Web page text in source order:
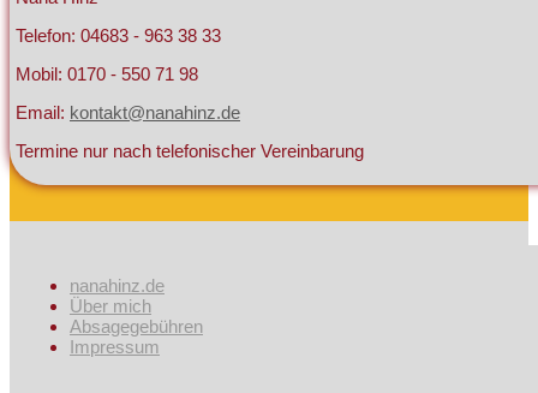
Telefon: 04683 - 963 38 33
Mobil: 0170 - 550 71 98
Email: kontakt@nanahinz.de
Termine nur nach telefonischer Vereinbarung
nanahinz.de
Über mich
Absagegebühren
Impressum